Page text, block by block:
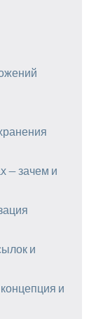
— зачем и
и
и